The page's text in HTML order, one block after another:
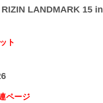
RIZIN LANDMARK 15 in
ト
ページ